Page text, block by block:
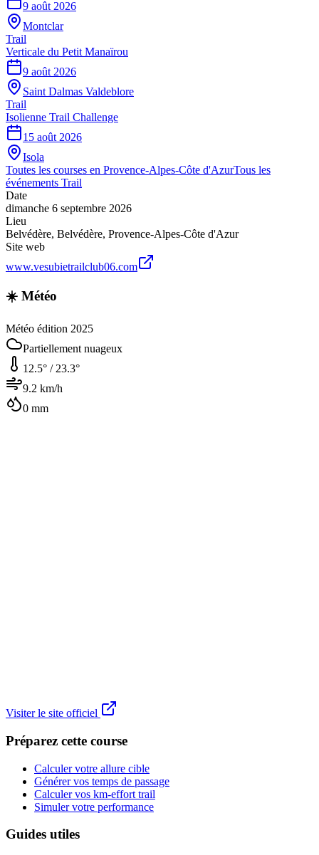
9 août 2026
Montclar
Trail
Verticale du Petit Manaïrou
9 août 2026
Saint Dalmas Valdeblore
Trail
Isolienne Trail Challenge
15 août 2026
Isola
Toutes les courses en Provence-Alpes-Côte d'AzurTous les
événements Trail
Date
dimanche 6 septembre 2026
Lieu
Belvédère, Belvédère, Provence-Alpes-Côte d'Azur
Site web
www.vesubietrailclub06.com
☀️ Météo
Météo édition 2025
Partiellement nuageux
12.5° / 23.3°
9.2 km/h
0 mm
Visiter le site officiel
Préparez cette course
Calculer votre allure cible
Générer vos temps de passage
Calculer vos km-effort trail
Simuler votre performance
Guides utiles